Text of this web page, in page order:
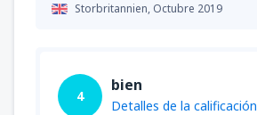
Storbritannien, Octubre 2019
4
bien
Detalles de la calificación